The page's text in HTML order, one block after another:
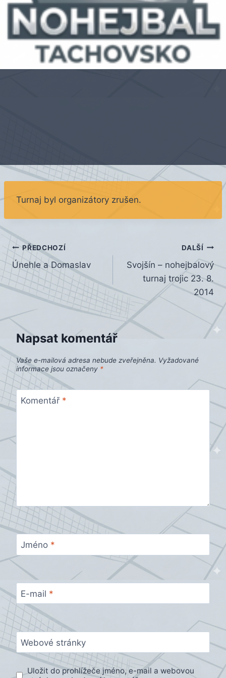
Turnaj byl organizátory zrušen.
Navigace
pro
příspěvek
PŘEDCHOZÍ
Únehle a Domaslav
DALŠÍ
Svojšín – nohejbalový
turnaj trojic 23. 8.
2014
Napsat komentář
Vaše e-mailová adresa nebude zveřejněna. Vyžadované
informace jsou označeny *
Komentář *
Jméno *
E-mail *
Webové stránky
Uložit do prohlížeče jméno, e-mail a webovou